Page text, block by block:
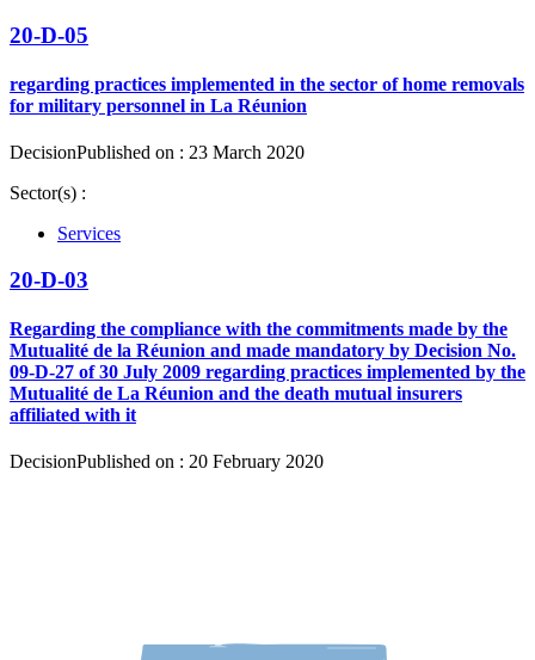
20-D-05
regarding practices implemented in the sector of home removals
for military personnel in La Réunion
DecisionPublished on : 23 March 2020
Sector(s) :
Services
20-D-03
Regarding the compliance with the commitments made by the
Mutualité de la Réunion and made mandatory by Decision No.
09-D-27 of 30 July 2009 regarding practices implemented by the
Mutualité de La Réunion and the death mutual insurers
affiliated with it
DecisionPublished on : 20 February 2020